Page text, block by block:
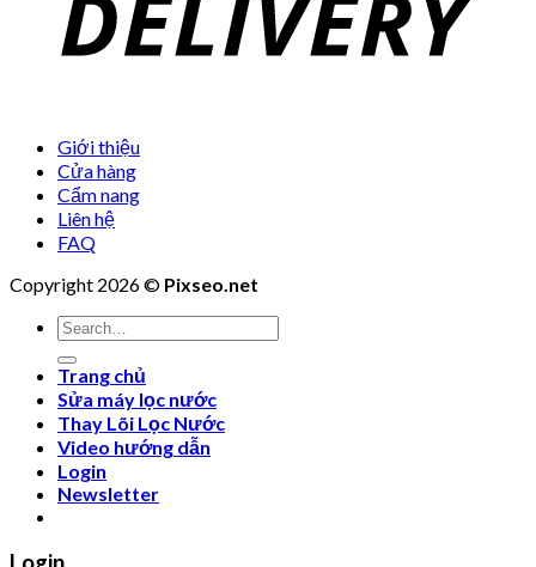
Giới thiệu
Cửa hàng
Cẩm nang
Liên hệ
FAQ
Copyright 2026 © Pixseo.net
Search
for:
Trang chủ
Sửa máy lọc nước
Thay Lõi Lọc Nước
Video hướng dẫn
Login
Newsletter